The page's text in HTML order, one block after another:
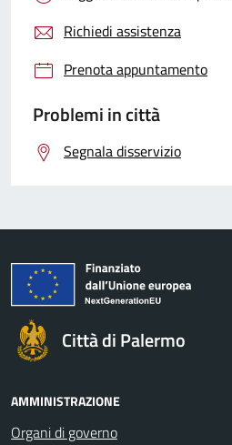
Richiedi assistenza
Prenota appuntamento
Problemi in città
Segnala disservizio
Città di Palermo
AMMINISTRAZIONE
Organi di governo